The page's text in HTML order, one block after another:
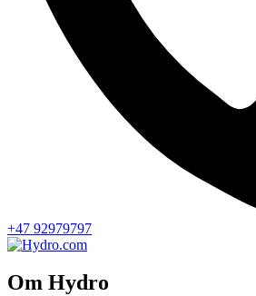
+47 92979797
Om Hydro